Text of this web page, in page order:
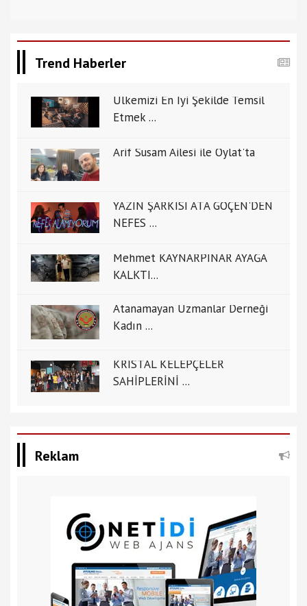
Trend Haberler
Ülkemizi En İyi Şekilde Temsil
Etmek ...
Arif Susam Ailesi ile Oylat'ta
YAZIN ŞARKISI ATA GÖÇEN'DEN
NEFES ...
Mehmet KAYNARPINAR AYAĞA
KALKTI...
Atanamayan Uzmanlar Derneği
Kadın ...
KRİSTAL KELEPÇELER
SAHİPLERİNİ ...
Reklam